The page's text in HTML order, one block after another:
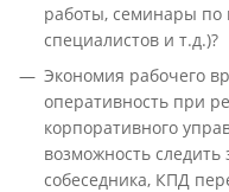
работы, семинары по
специалистов и т.д.)?
Экономия рабочего
оперативность при
корпоративного
возможность
собеседника, КПД